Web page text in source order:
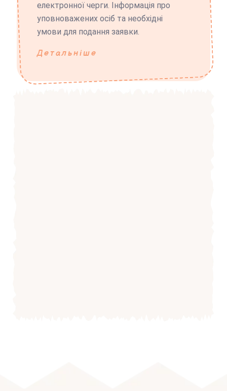
електронної черги. Інформація про
уповноважених осіб та необхідні
умови для подання заявки.
Детальніше